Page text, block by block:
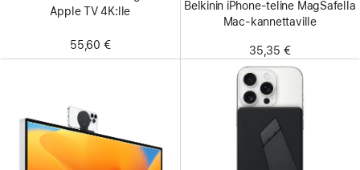
Apple TV 4K:lle
55,60 €
Belkinin iPhone-teline MagSafella
Mac-kannettaville
35,35 €